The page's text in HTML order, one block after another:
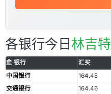
各银行今日 林吉特
银行 汇买
中国银行
164.45
交通银行
164.46